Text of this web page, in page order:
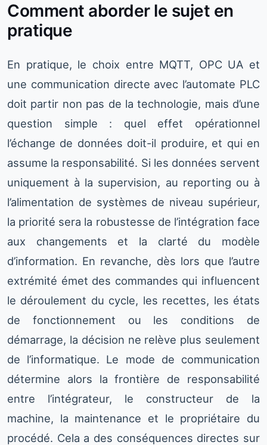
Comment aborder le sujet en
pratique
En pratique, le choix entre MQTT, OPC UA et
une communication directe avec l’automate PLC
doit partir non pas de la technologie, mais d’une
question simple : quel effet opérationnel
l’échange de données doit-il produire, et qui en
assume la responsabilité. Si les données servent
uniquement à la supervision, au reporting ou à
l’alimentation de systèmes de niveau supérieur,
la priorité sera la robustesse de l’intégration face
aux changements et la clarté du modèle
d’information. En revanche, dès lors que l’autre
extrémité émet des commandes qui influencent
le déroulement du cycle, les recettes, les états
de fonctionnement ou les conditions de
démarrage, la décision ne relève plus seulement
de l’informatique. Le mode de communication
détermine alors la frontière de responsabilité
entre l’intégrateur, le constructeur de la
machine, la maintenance et le propriétaire du
procédé. Cela a des conséquences directes sur